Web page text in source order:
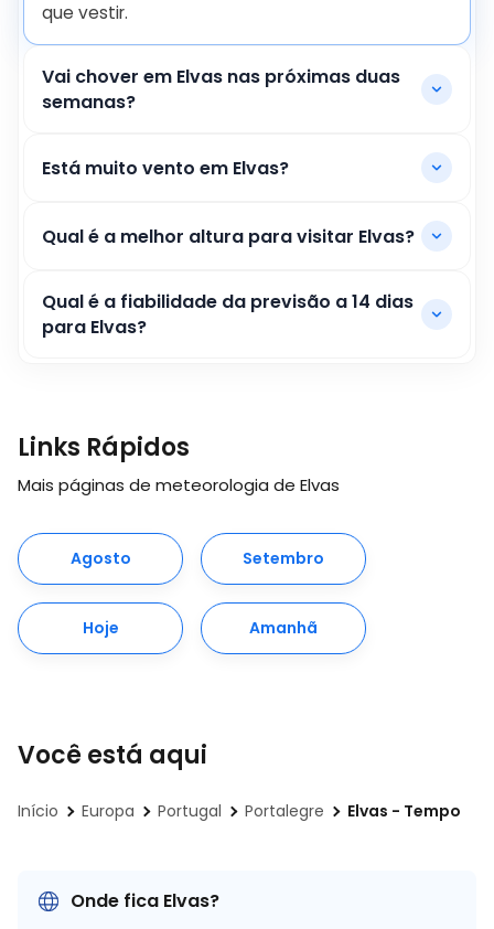
que vestir.
Vai chover em Elvas nas próximas duas
semanas?
Está muito vento em Elvas?
Qual é a melhor altura para visitar Elvas?
Qual é a fiabilidade da previsão a 14 dias
para Elvas?
Links Rápidos
Mais páginas de meteorologia de Elvas
Agosto Setembro
Hoje Amanhã
Você está aqui
Início Europa Portugal Portalegre Elvas - Tempo
Onde fica Elvas?